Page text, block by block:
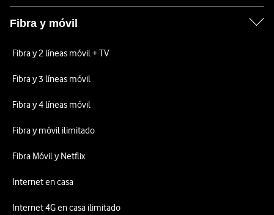
Fibra y móvil
Fibra y 2 líneas móvil + TV
Fibra y 3 líneas móvil
Fibra y 4 líneas móvil
Fibra y móvil ilimitado
Fibra Móvil y Netflix
Internet en casa
Internet 4G en casa ilimitado